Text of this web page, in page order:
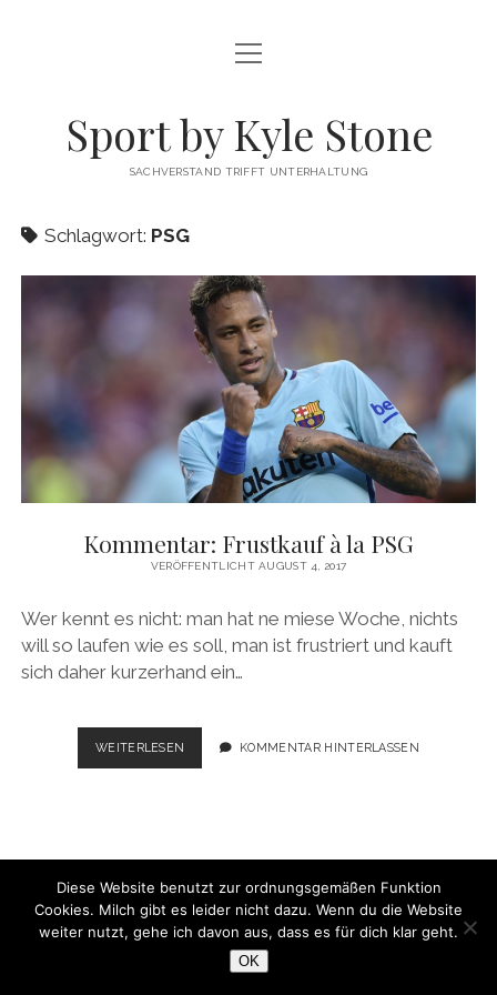
FUSSBALL
DATENSCHUTZ
Menü
öffnen
Sport by Kyle Stone
SACHVERSTAND TRIFFT UNTERHALTUNG
Schlagwort: PSG
Kommentar: Frustkauf à la PSG
VERÖFFENTLICHT AUGUST 4, 2017
Wer kennt es nicht: man hat ne miese Woche, nichts
will so laufen wie es soll, man ist frustriert und kauft
sich daher kurzerhand ein…
WEITERLESEN KOMMENTAR:
FRUSTKAUF
KOMMENTAR HINTERLASSEN
WordPress-Theme Chosenvon Compete Themes.
Diese Website benutzt zur ordnungsgemäßen Funktion
Cookies. Milch gibt es leider nicht dazu. Wenn du die Website
weiter nutzt, gehe ich davon aus, dass es für dich klar geht.
OK